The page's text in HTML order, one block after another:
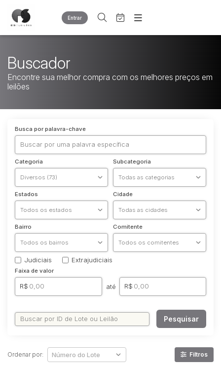
Entrar
Criar conta
Agenda
Quem Somos
Diversos
Bens diversos
Outros materiais
Sucatas
Veículos
Carros
Home
Quem Somos
Buscador
Encontre sua melhor compra com os melhores preços em
leilões
Busca por palavra-chave
Categoria Subcategoria
Estados Cidade
Bairro Comitente
Judiciais Extrajudiciais
Faixa de valor
R$ até R$
Pesquisar
Ordenar por: Filtros